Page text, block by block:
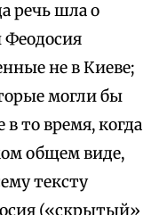
речь шла о
не в Киеве;
могли бы
то время, когда
общем виде,
тексту
(«скрытый»